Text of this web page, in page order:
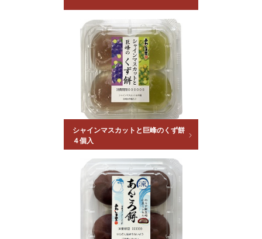
シャインマスカットと巨峰のくず餅
４個入